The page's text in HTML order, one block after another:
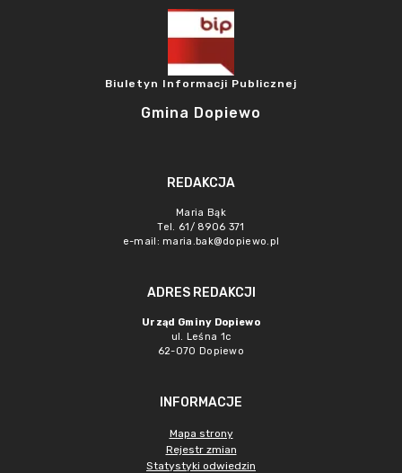
Biuletyn Informacji Publicznej
Gmina Dopiewo
REDAKCJA
Maria Bąk
Tel. 61/ 8906 371
e-mail: maria.bak@dopiewo.pl
ADRES REDAKCJI
Urząd Gminy Dopiewo
ul. Leśna 1c
62-070 Dopiewo
INFORMACJE
Mapa strony
Rejestr zmian
Statystyki odwiedzin